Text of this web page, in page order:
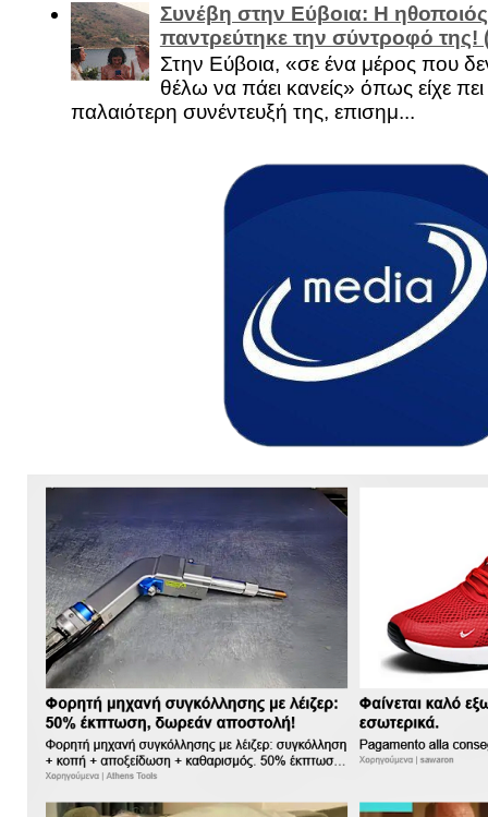
Συνέβη στην Εύβοια: Η
παντρεύτηκε την σύντροφό
Στην Εύβοια, «σε ένα μέρος που
θέλω να πάει κανείς» όπως είχε πει
παλαιότερη συνέντευξή της, επισημ...